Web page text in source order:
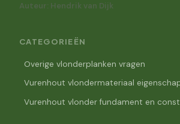
Auteur: Hendrik van Dijk
CATEGORIEËN
Overige vlonderplanken vragen
Vurenhout vlondermateriaal
Vurenhout vlonder fundament en